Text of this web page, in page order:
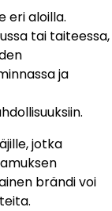
eri aloilla.
tai taiteessa,
ja
jotka
brändi voi